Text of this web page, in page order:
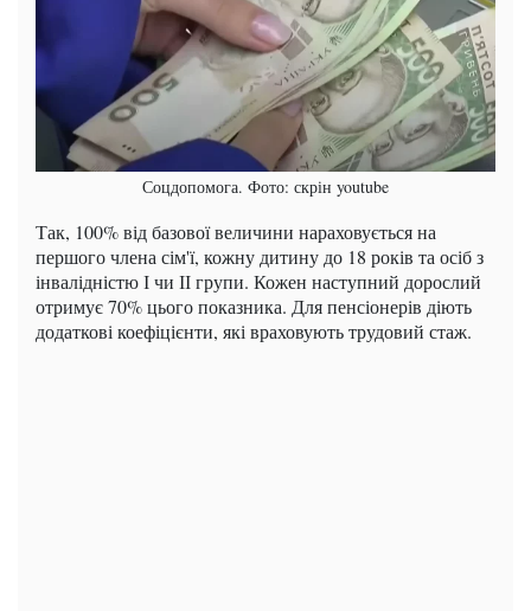
Соцдопомога. Фото: скрін youtube
Так, 100% від базової величини нараховується на
першого члена сім'ї, кожну дитину до 18 років та осіб з
інвалідністю І чи ІІ групи. Кожен наступний дорослий
отримує 70% цього показника. Для пенсіонерів діють
додаткові коефіцієнти, які враховують трудовий стаж.